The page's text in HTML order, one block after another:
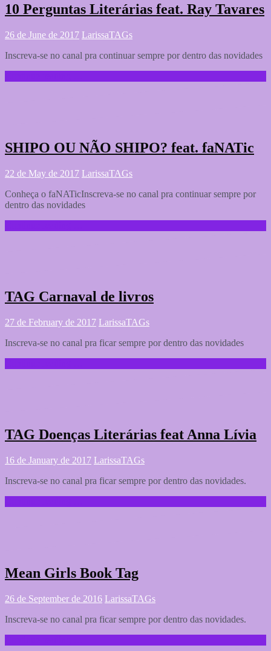
10 Perguntas Literárias feat. Ray Tavares
26 de June de 2017 LarissaTAGs
Inscreva-se no canal pra continuar sempre por dentro das novidades
SHIPO OU NÃO SHIPO? feat. faNATic
22 de May de 2017 LarissaTAGs
Conheça o faNATicInscreva-se no canal pra continuar sempre por
dentro das novidades
TAG Carnaval de livros
27 de February de 2017 LarissaTAGs
Inscreva-se no canal pra ficar sempre por dentro das novidades
TAG Doenças Literárias feat Anna Lívia
16 de January de 2017 LarissaTAGs
Inscreva-se no canal pra ficar sempre por dentro das novidades.
Mean Girls Book Tag
26 de September de 2016 LarissaTAGs
Inscreva-se no canal pra ficar sempre por dentro das novidades.